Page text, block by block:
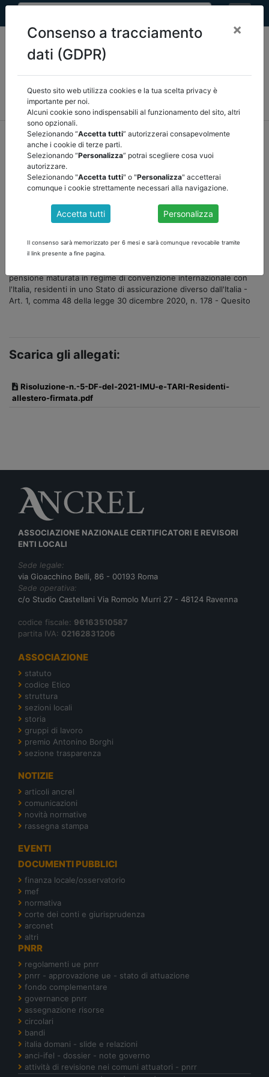
MEF FINANZA LOCALE/OSSERVATORIO
NORMATIVA
CORTE DEI CONTI E GIURISPRUDENZA
home documenti pubblici mef/torna indietro
DOCUMENTI PUBBLICI
RISOLUZIONE 5 DF - IMU E TARI RESIDENTI
ALL'ESTERO
Richiesta di ch iarimenti in materia di IMU e di TARI concernente gli
immobili posseduti in Italia a titolo di proprietà o usufrutto da
pensione maturata in regime di convenzione internazionale con
l'Italia, residenti in uno Stato di assicurazione diverso dall'Italia -
Art. 1, comma 48 della legge 30 dicembre 2020, n. 178 - Quesito
Scarica gli allegati:
Risoluzione-n.-5-DF-del-2021-IMU-e-TARI-Residenti-
allestero-firmata.pdf
ASSOCIAZIONE NAZIONALE CERTIFICATORI E REVISORI
ENTI LOCALI
Sede legale:
via Gioacchino Belli, 86 - 00193 Roma
Sede operativa:
c/o Studio Castellani Via Romolo Murri 27 - 48124 Ravenna
codice fiscale: 96163510587
partita IVA: 02162831206
ASSOCIAZIONE
statuto
codice Etico
struttura
sezioni locali
storia
gruppi di lavoro
premio Antonino Borghi
sezione trasparenza
NOTIZIE
articoli ancrel
comunicazioni
novità normative
rassegna stampa
EVENTI
DOCUMENTI PUBBLICI
finanza locale/osservatorio
mef
normativa
corte dei conti e giurisprudenza
arconet
altri
PNRR
regolamenti ue pnrr
pnrr - approvazione ue - stato di attuazione
fondo complementare
governance pnrr
assegnazione risorse
circolari
bandi
italia domani - slide e relazioni
anci-ifel - dossier - note governo
attività di revisione nei comuni attuatori - pnrr
Consenso a tracciamento
dati (GDPR)
×
Questo sito web utilizza cookies e la tua scelta privacy è
importante per noi.
Alcuni cookie sono indispensabili al funzionamento del sito, altri
sono opzionali.
Selezionando “Accetta tutti” autorizzerai consapevolmente
anche i cookie di terze parti.
Selezionando “Personalizza” potrai scegliere cosa vuoi
autorizzare.
Selezionando "Accetta tutti" o "Personalizza" accetterai
comunque i cookie strettamente necessari alla navigazione.
Accetta tutti Personalizza
Il consenso sarà memorizzato per 6 mesi e sarà comunque revocabile tramite
il link presente a fine pagina.